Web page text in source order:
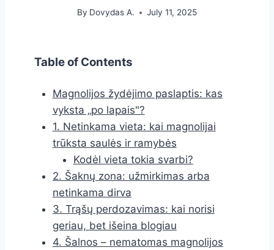
By Dovydas A. July 11, 2025
Table of Contents
Magnolijos žydėjimo paslaptis: kas
vyksta „po lapais"?
1. Netinkama vieta: kai magnolijai
trūksta saulės ir ramybės
Kodėl vieta tokia svarbi?
2. Šaknų zona: užmirkimas arba
netinkama dirva
3. Trąšų perdozavimas: kai norisi
geriau, bet išeina blogiau
4. Šalnos – nematomas magnolijos